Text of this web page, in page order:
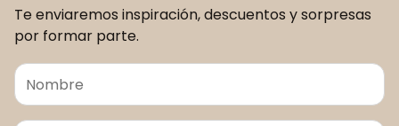
Te enviaremos inspiración, descuentos y sorpresas
por formar parte.